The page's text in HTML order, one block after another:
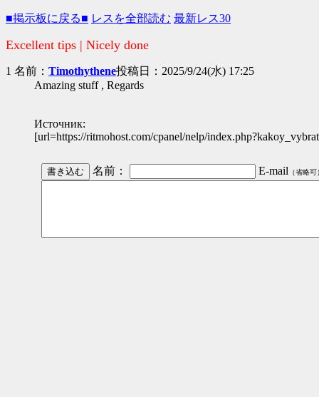
■掲示板に戻る■ レスを全部読む 最新レス30
Excellent tips | Nicely done
1 名前： Timothythene投稿日：2025/9/24(水) 17:25
Amazing stuff , Regards
Источник:
[url=https://ritmohost.com/cpanel/nelp/
名前： E-mail （省略可